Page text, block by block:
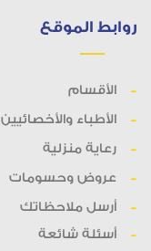
روابط الموقع
الأقسام
الأطباء والأخصائيين
رعاية منزلية
عروض وحسومات
أرسل ملاحظاتك
أسئلة شائعة